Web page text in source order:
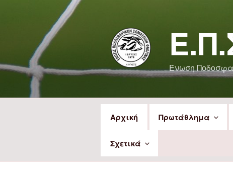
περιεχόμενο
Ένωση
Αρχική Πρωτάθλημα
Σχετικά